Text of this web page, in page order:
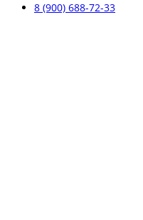
8 (900) 688-72-33